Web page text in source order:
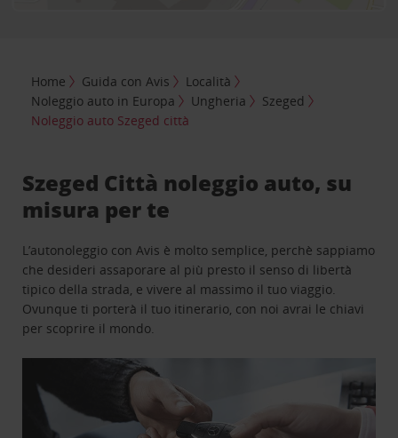
Home Guida con Avis
Località
Noleggio auto in Europa
Ungheria
Szeged
Noleggio auto Szeged città
Szeged Città noleggio auto, su
misura per te
L’autonoleggio con Avis è molto semplice, perchè sappiamo
che desideri assaporare al più presto il senso di libertà
tipico della strada, e vivere al massimo il tuo viaggio.
Ovunque ti porterà il tuo itinerario, con noi avrai le chiavi
per scoprire il mondo.